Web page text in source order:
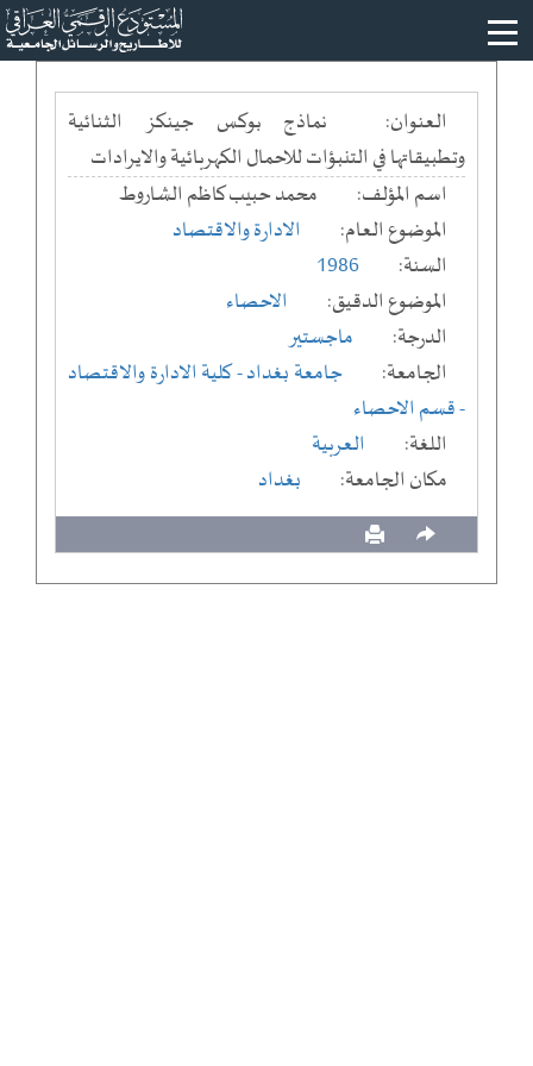
العنوان:
نماذج بوكس جينكز الثنائية
وتطبيقاتها في التنبؤات للاحمال الكهربائية والايرادات
اسم المؤلف:
محمد حبيب كاظم الشاروط
الموضوع العام:
الادارة والاقتصاد
السنة:
1986
الموضوع الدقيق:
الاحصاء
الدرجة:
ماجستير
الجامعة:
جامعة بغداد- كلية الادارة والاقتصاد
- قسم الاحصاء
اللغة:
العربية
مكان الجامعة:
بغداد